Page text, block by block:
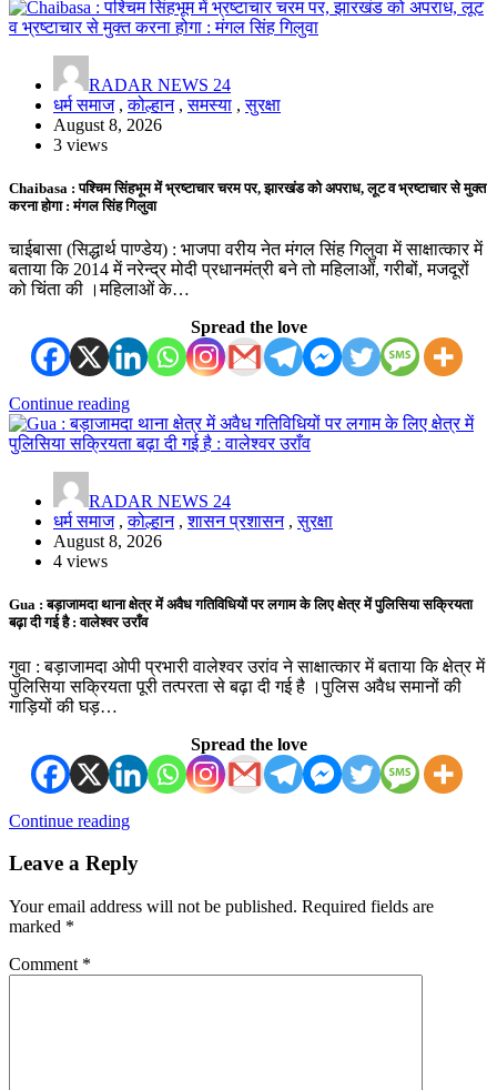
RADAR NEWS 24
धर्म समाज,कोल्हान,समस्या ,सुरक्षा
August 8, 2026
3 views
Chaibasa : पश्चिम सिंहभूम में भ्रष्टाचार चरम पर, झारखंड को अपराध, लूट व भ्रष्टाचार से मुक्त
करना होगा : मंगल सिंह गिलुवा
चाईबासा (सिद्धार्थ पाण्डेय) : भाजपा वरीय नेत मंगल सिंह गिलुवा में साक्षात्कार में
बताया कि 2014 में नरेन्द्र मोदी प्रधानमंत्री बने तो महिलाओं, गरीबों, मजदूरों
को चिंता की ।महिलाओं के…
Spread the love
Continue reading
RADAR NEWS 24
धर्म समाज,कोल्हान,शासन प्रशासन,सुरक्षा
August 8, 2026
4 views
Gua : बड़ाजामदा थाना क्षेत्र में अवैध गतिविधियों पर लगाम के लिए क्षेत्र में पुलिसिया सक्रियता
बढ़ा दी गई है : वालेश्वर उराँव
गुवा : बड़ाजामदा ओपी प्रभारी वालेश्वर उरांव ने साक्षात्कार में बताया कि क्षेत्र में
पुलिसिया सक्रियता पूरी तत्परता से बढ़ा दी गई है ।पुलिस अवैध समानों की
गाड़ियों की घड़…
Spread the love
Continue reading
Leave a Reply
Your email address will not be published. Required fields are
marked *
Comment *